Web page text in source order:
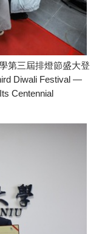
第三屆排燈節盛大登
Diwali Festival —
Centennial